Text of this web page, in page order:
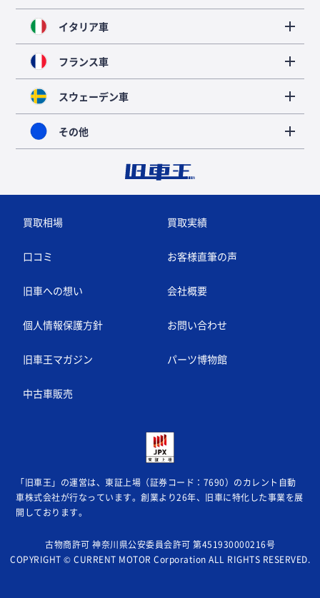
イタリア車
フランス車
スウェーデン車
その他
買取相場 買取実績
口コミ お客様直筆の声
旧車への想い 会社概要
個人情報保護方針 お問い合わせ
旧車王マガジン パーツ博物館
中古車販売
「旧車王」の運営は、東証上場（証券コード：7690）のカレント自動
車株式会社が行なっています。創業より26年、旧車に特化した事業を展
開しております。
古物商許可 神奈川県公安委員会許可 第451930000216号
COPYRIGHT © CURRENT MOTOR Corporation ALL RIGHTS RESERVED.